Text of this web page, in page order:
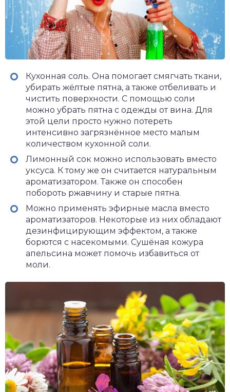
Кухонная соль. Она помогает смягчать ткани,
убирать жёлтые пятна, а также отбеливать и
чистить поверхности. С помощью соли
можно убрать пятна с одежды от вина. Для
этой цели просто нужно потереть
интенсивно загрязнённое место малым
количеством кухонной соли.
Лимонный сок можно использовать вместо
уксуса. К тому же он считается натуральным
ароматизатором. Также он способен
побороть ржавчину и старые пятна.
Можно применять эфирные масла вместо
ароматизаторов. Некоторые из них обладают
дезинфицирующим эффектом, а также
борются с насекомыми. Сушёная кожура
апельсина может помочь избавиться от
моли.